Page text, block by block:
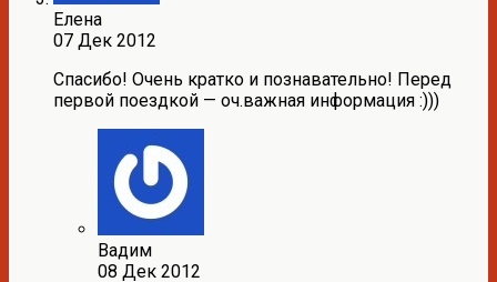
Елена
07 Дек 2012
Спасибо! Очень кратко и познавательно! Перед
первой поездкой — оч.важная информация :)))
Вадим
08 Дек 2012